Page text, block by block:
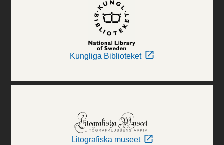
Kungliga Biblioteket
Litografiska museet